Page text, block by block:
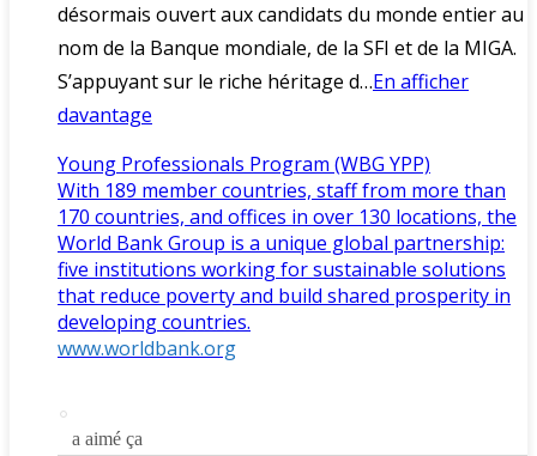
désormais ouvert aux candidats du monde entier au
nom de la Banque mondiale, de la SFI et de la MIGA.
S’appuyant sur le riche héritage d…En afficher
davantage
Young Professionals Program (WBG YPP)
With 189 member countries, staff from more than
170 countries, and offices in over 130 locations, the
World Bank Group is a unique global partnership:
five institutions working for sustainable solutions
that reduce poverty and build shared prosperity in
developing countries.
www.worldbank.org
a aimé ça